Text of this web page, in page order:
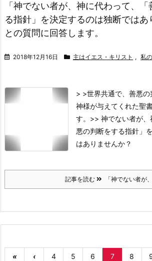
「神でない者が、神に代わって、
る指針」を決定するのは独断ではあ
との質問に回答します。
2018年12月16日 主はイエス・キリスト , 私
> >世界共通で、善悪の
神様が与えてくれた聖
す。 >> 神でない者が
悪の判断をする指針」
はありませんか？
記事を読む 「神でない者が
« ‹ 4 5 6 7 8